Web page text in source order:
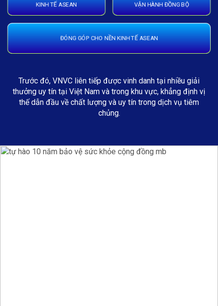
KINH TẾ ASEAN
VẬN HÀNH ĐỒNG BỘ
ĐÓNG GÓP CHO NỀN KINH TẾ ASEAN
Trước đó, VNVC liên tiếp được vinh danh tại nhiều giải
thưởng uy tín tại Việt Nam và trong khu vực, khẳng định vị
thế dẫn đầu về chất lượng và uy tín trong dịch vụ tiêm
chủng.